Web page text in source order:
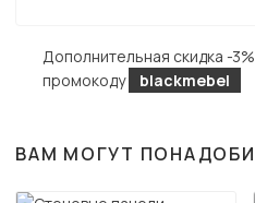
Дополнительная скидка -
промокоду
blackmebel
ВАМ МОГУТ